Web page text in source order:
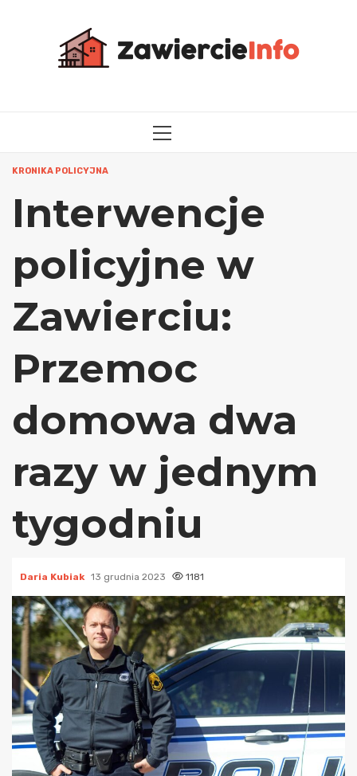
MENU
KRONIKA POLICYJNA
Interwencje
policyjne w
Zawierciu:
Przemoc
domowa dwa
razy w jednym
tygodniu
Daria Kubiak 13 grudnia 2023 1181